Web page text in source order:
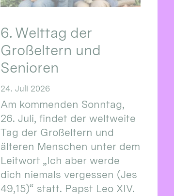
6. Welttag der
Großeltern und
Senioren
24. Juli 2026
Am kommenden Sonntag,
26. Juli, findet der weltweite
Tag der Großeltern und
älteren Menschen unter dem
Leitwort „Ich aber werde
dich niemals vergessen (Jes
49,15)“ statt. Papst Leo XIV.